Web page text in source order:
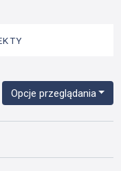
Opcje przeglądania